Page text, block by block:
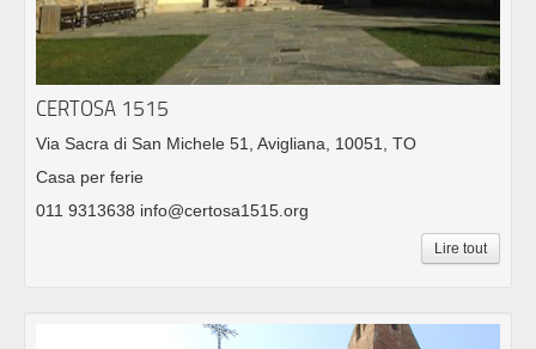
CERTOSA 1515
Via Sacra di San Michele 51, Avigliana, 10051, TO
Casa per ferie
011 9313638 info@certosa1515.org
Lire tout